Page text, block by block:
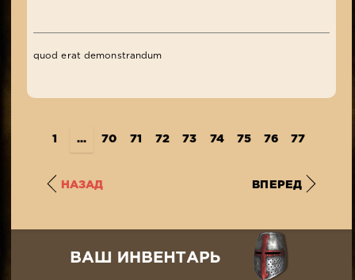
quod erat demonstrandum
1 ... 70 71 72 73 74 75 76 77
НАЗАД ВПЕРЕД